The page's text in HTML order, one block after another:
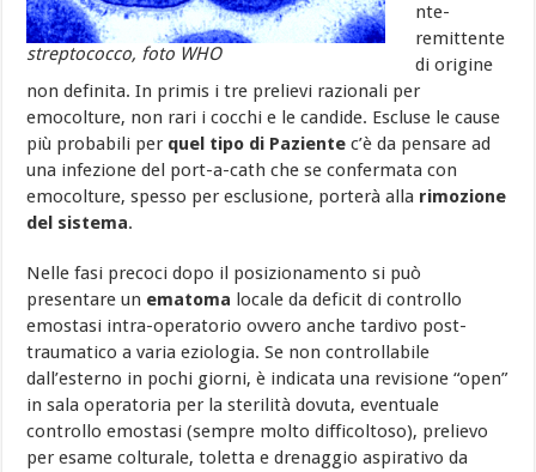
streptococco, foto WHO
nte-
remittente
di origine
non definita. In primis i tre prelievi razionali per
emocolture, non rari i cocchi e le candide. Escluse le cause
più probabili per quel tipo di Paziente c’è da pensare ad
una infezione del port-a-cath che se confermata con
emocolture, spesso per esclusione, porterà alla rimozione
del sistema.
Nelle fasi precoci dopo il posizionamento si può
presentare un ematoma locale da deficit di controllo
emostasi intra-operatorio ovvero anche tardivo post-
traumatico a varia eziologia. Se non controllabile
dall’esterno in pochi giorni, è indicata una revisione “open”
in sala operatoria per la sterilità dovuta, eventuale
controllo emostasi (sempre molto difficoltoso), prelievo
per esame colturale, toletta e drenaggio aspirativo da